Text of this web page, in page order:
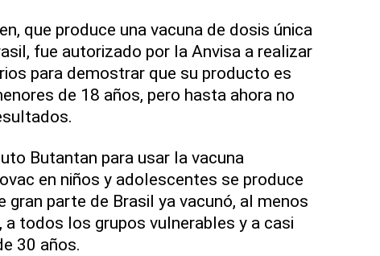
que produce una vacuna de dosis única
fue autorizado por la Anvisa a realizar
para demostrar que su producto es
de 18 años, pero hasta ahora no
Butantan para usar la vacuna
en niños y adolescentes se produce
gran parte de Brasil ya vacunó, al menos
a todos los grupos vulnerables y a casi
30 años.